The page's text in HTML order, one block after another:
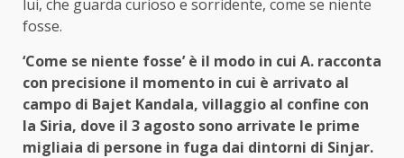
lui, che guarda curioso e sorridente, come se niente
fosse.
‘Come se niente fosse’ è il modo in cui A. racconta
con precisione il momento in cui è arrivato al
campo di Bajet Kandala, villaggio al confine con
la Siria, dove il 3 agosto sono arrivate le prime
migliaia di persone in fuga dai dintorni di Sinjar.